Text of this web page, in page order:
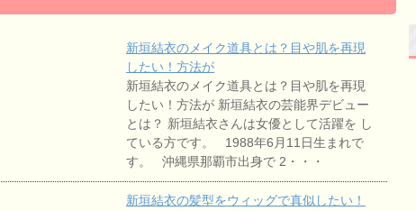
新垣結衣のメイク道具とは？目や肌を再現
したい！方法が
新垣結衣のメイク道具とは？目や肌を再現
したい！方法が 新垣結衣の芸能界デビュー
とは？ 新垣結衣さんは女優として活躍を し
ている方です。 1988年6月11日生まれで
す。 沖縄県那覇市出身で 2・・・
新垣結衣の髪型をウィッグで真似したい！